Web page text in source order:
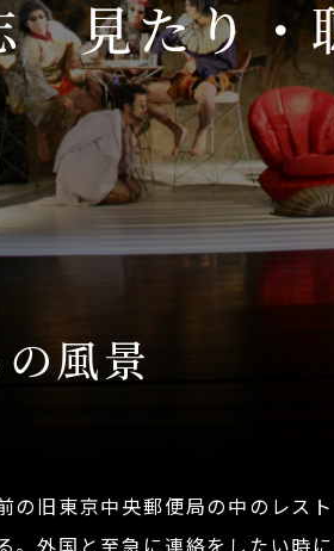
見たり・
風景
旧東京中央郵便局の中のレス
外国と至急に連絡をしたい時